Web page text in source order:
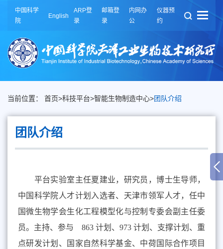
中国科学
院
English
ARP登
录
邮箱登
录
内网办
公
仪器预
约
当前位置： 首页>科技平台>智能生物制造中心>团队介绍
团队介绍
平台实验室主任夏建业，研究员，博士生导师，
中国科学院人才计划入选者、天津市领军人才，任中
国微生物学会生化工程模型化与控制专委会副主任委
员。主持、参与 863 计划、973 计划、支撑计划、重
点研发计划、国家自然科学基金、中荷国际合作项目